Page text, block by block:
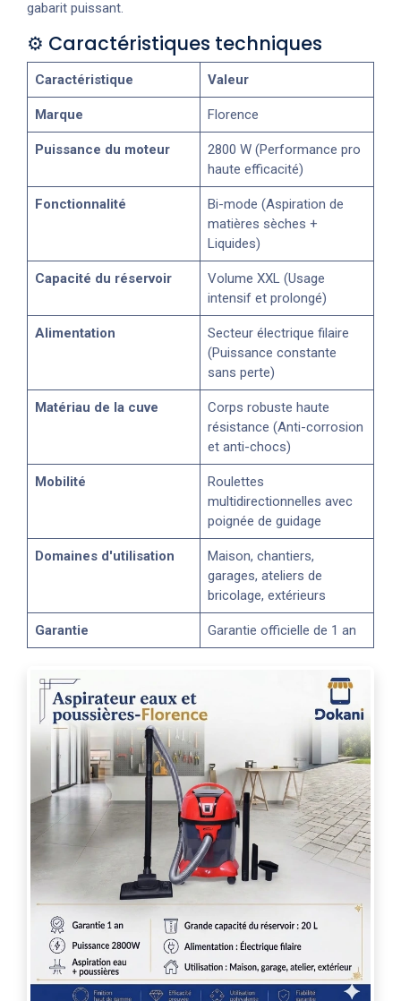
gabarit puissant.
⚙️ Caractéristiques techniques
Caractéristique Valeur
Marque Florence
Puissance du moteur
2800 W (Performance pro
haute efficacité)
Fonctionnalité
Bi-mode (Aspiration de
matières sèches +
Liquides)
Capacité du réservoir
Volume XXL (Usage
intensif et prolongé)
Alimentation
Secteur électrique filaire
(Puissance constante
sans perte)
Matériau de la cuve
Corps robuste haute
résistance (Anti-corrosion
et anti-chocs)
Mobilité
Roulettes
multidirectionnelles avec
poignée de guidage
Domaines d'utilisation
Maison, chantiers,
garages, ateliers de
bricolage, extérieurs
Garantie Garantie officielle de 1 an